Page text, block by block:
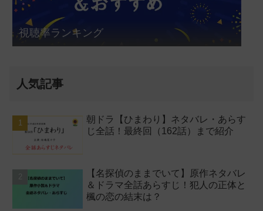
視聴率ランキング
人気記事
朝ドラ【ひまわり】ネタバレ・あらす
じ全話！最終回（162話）まで紹介
【名探偵のままでいて】原作ネタバレ
＆ドラマ全話あらすじ！犯人の正体と
楓の恋の結末は？